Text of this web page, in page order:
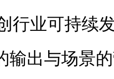
行业可持续
输出与场景